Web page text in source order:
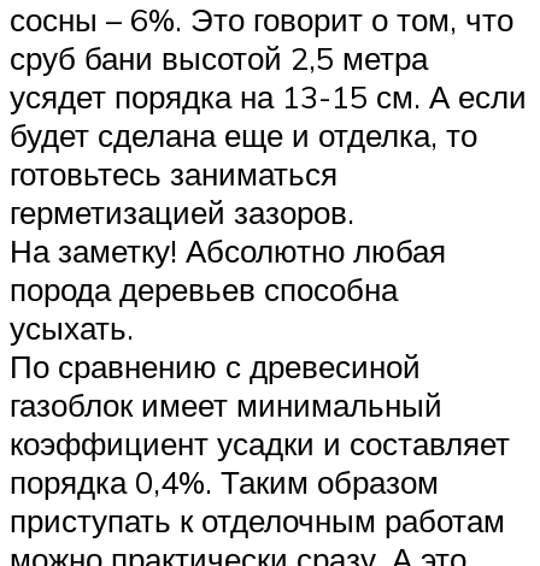
сосны – 6%. Это говорит о том, что
сруб бани высотой 2,5 метра
усядет порядка на 13-15 см. А если
будет сделана еще и отделка, то
готовьтесь заниматься
герметизацией зазоров.
На заметку! Абсолютно любая
порода деревьев способна
усыхать.
По сравнению с древесиной
газоблок имеет минимальный
коэффициент усадки и составляет
порядка 0,4%. Таким образом
приступать к отделочным работам